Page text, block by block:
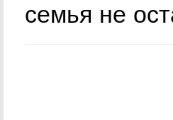
семья не